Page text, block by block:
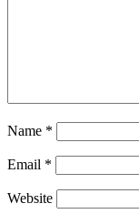
Name *
Email *
Website